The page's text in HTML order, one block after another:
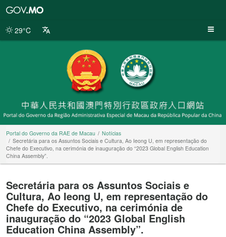
da
29°C
Portal do Governo da RAE de Macau
Notícias
Secretária para os Assuntos Sociais e Cultura, Ao Ieong U, em representação do
Chefe do Executivo, na cerimónia de inauguração do “2023 Global English Education
China Assembly”.
Secretária para os Assuntos Sociais e
Cultura, Ao Ieong U, em representação do
Chefe do Executivo, na cerimónia de
inauguração do “2023 Global English
Education China Assembly”.